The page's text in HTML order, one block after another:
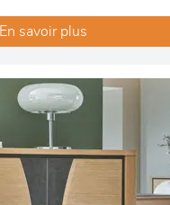
En savoir plus